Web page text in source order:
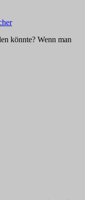
könnte? Wenn man